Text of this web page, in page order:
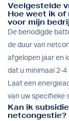
Veelgestelde
Hoe weet ik
voor mijn
De benodigde
de duur van
afgelopen jaar en
dat u minimaal 2-
Laat een
van uw specifieke
Kan ik
netcongestie?